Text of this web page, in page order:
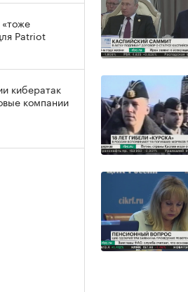
Patriot
кибератак
компании